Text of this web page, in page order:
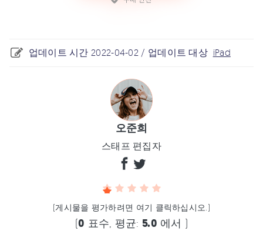
업데이트 시간 2022-04-02 / 업데이트 대상 iPad
오준희
스태프 편집자
(게시물을 평가하려면 여기 클릭하십시오.)
(0 표수, 평균: 5.0 에서 )